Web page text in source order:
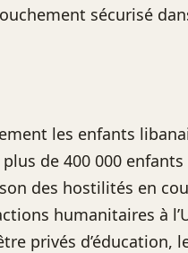
sécurisé
les enfants
plus de 400 000
des hostilités en
humanitaires à
privés d’éducation,